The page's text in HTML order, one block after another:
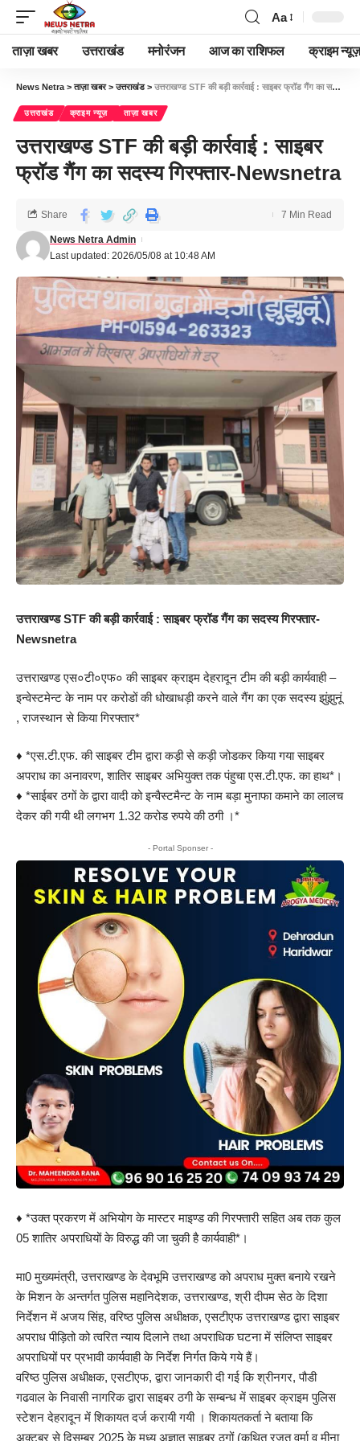
Aa
ताज़ा खबर उत्तराखंड मनोरंजन आज का राशिफल क्राइम न्यूज़
News Netra >ताज़ा खबर>उत्तराखंड> उत्तराखण्ड STF की बड़ी कार्रवाई : साइबर फ्रॉड गैंग का सदस्य गिरफ्तार-Newsnetra
उत्तराखंड क्राइम न्यूज़ ताज़ा खबर
उत्तराखण्ड STF की बड़ी कार्रवाई : साइबर
फ्रॉड गैंग का सदस्य गिरफ्तार-Newsnetra
Last updated: 2026/05/08 at 10:48 AM
News Netra Admin
Share 7 Min Read
उत्तराखण्ड STF की बड़ी कार्रवाई : साइबर फ्रॉड गैंग का सदस्य गिरफ्तार-
Newsnetra
उत्तराखण्ड एस०टी०एफ० की साइबर क्राइम देहरादून टीम की बड़ी कार्यवाही –
इन्वेस्टमेन्ट के नाम पर करोडों की धोखाधड़ी करने वाले गैंग का एक सदस्य झुंझुनूं
, राजस्थान से किया गिरफ्तार*
♦️ *एस.टी.एफ. की साइबर टीम द्वारा कड़ी से कड़ी जोडकर किया गया साइबर
अपराध का अनावरण, शातिर साइबर अभियुक्त तक पंहुचा एस.टी.एफ. का हाथ*।
♦️ *साईबर ठगों के द्वारा वादी को इन्वैस्टमैन्ट के नाम बड़ा मुनाफा कमाने का लालच
देकर की गयी थी लगभग 1.32 करोड रुपये की ठगी ।*
- Portal Sponser -
♦️ *उक्त प्रकरण में अभियोग के मास्टर माइण्ड की गिरफ्तारी सहित अब तक कुल
05 शातिर अपराधियों के विरुद्ध की जा चुकी है कार्यवाही*।
मा0 मुख्यमंत्री, उत्तराखण्ड के देवभूमि उत्तराखण्ड को अपराध मुक्त बनाये रखने
के मिशन के अन्तर्गत पुलिस महानिदेशक, उत्तराखण्ड, श्री दीपम सेठ के दिशा
निर्देशन में अजय सिंह, वरिष्ठ पुलिस अधीक्षक, एसटीएफ उत्तराखण्ड द्वारा साइबर
अपराध पीड़ितो को त्वरित न्याय दिलाने तथा अपराधिक घटना में संलिप्त साइबर
अपराधियों पर प्रभावी कार्यवाही के निर्देश निर्गत किये गये हैं।
वरिष्ठ पुलिस अधीक्षक, एसटीएफ, द्वारा जानकारी दी गई कि श्रीनगर, पौडी
गढवाल के निवासी नागरिक द्वारा साइबर ठगी के सम्बन्ध में साइबर क्राइम पुलिस
स्टेशन देहरादून में शिकायत दर्ज करायी गयी । शिकायतकर्ता ने बताया कि
अक्टूबर से दिसम्बर 2025 के मध्य अज्ञात साइबर ठगों (कथित रजत वर्मा व मीना